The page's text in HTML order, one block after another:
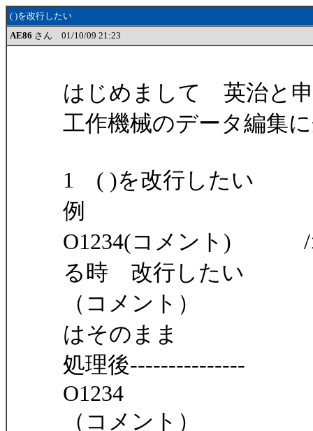
( )を改行したい
AE86 さん 01/10/09 21:23
はじめまして 英治と
工作機械のデータ編集
1 ( )を改行したい
例
O1234(コメント) /
る時 改行したい
（コメント）
はそのまま
処理後---------------
O1234
（コメント）